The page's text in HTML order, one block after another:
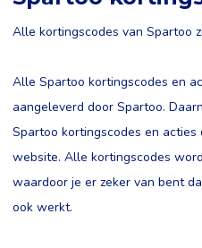
Alle kortingscodes van Spartoo
Alle Spartoo kortingscodes en
aangeleverd door Spartoo.
Spartoo kortingscodes en
website. Alle kortingscodes
waardoor je er zeker van bent
ook werkt.